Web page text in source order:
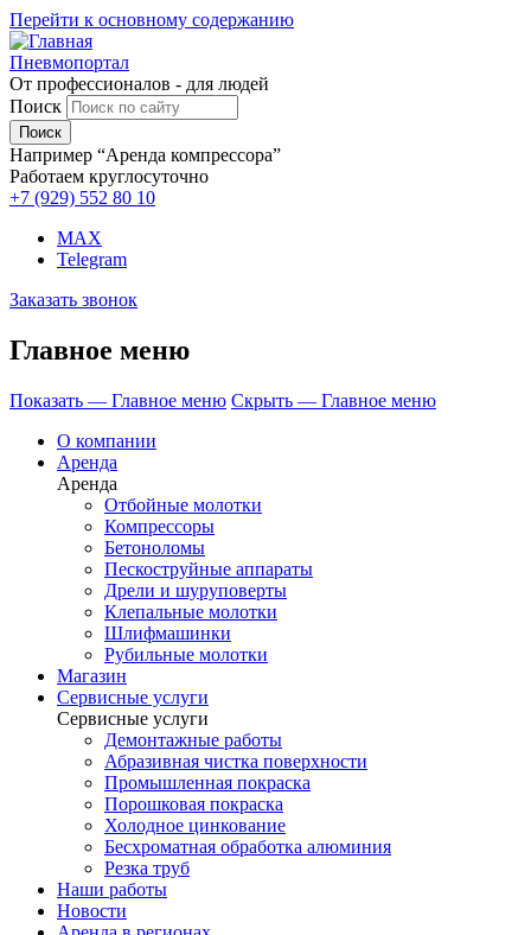
Перейти к основному содержанию
Пневмопортал
От профессионалов - для людей
Поиск
Например “Аренда компрессора”
Работаем круглосуточно
+7 (929) 552 80 10
MAX
Telegram
Заказать звонок
Главное меню
Показать — Главное меню Скрыть — Главное меню
О компании
Аренда
Аренда
Отбойные молотки
Компрессоры
Бетоноломы
Пескоструйные аппараты
Дрели и шуруповерты
Клепальные молотки
Шлифмашинки
Рубильные молотки
Магазин
Сервисные услуги
Сервисные услуги
Демонтажные работы
Абразивная чистка поверхности
Промышленная покраска
Порошковая покраска
Холодное цинкование
Бесхроматная обработка алюминия
Резка труб
Наши работы
Новости